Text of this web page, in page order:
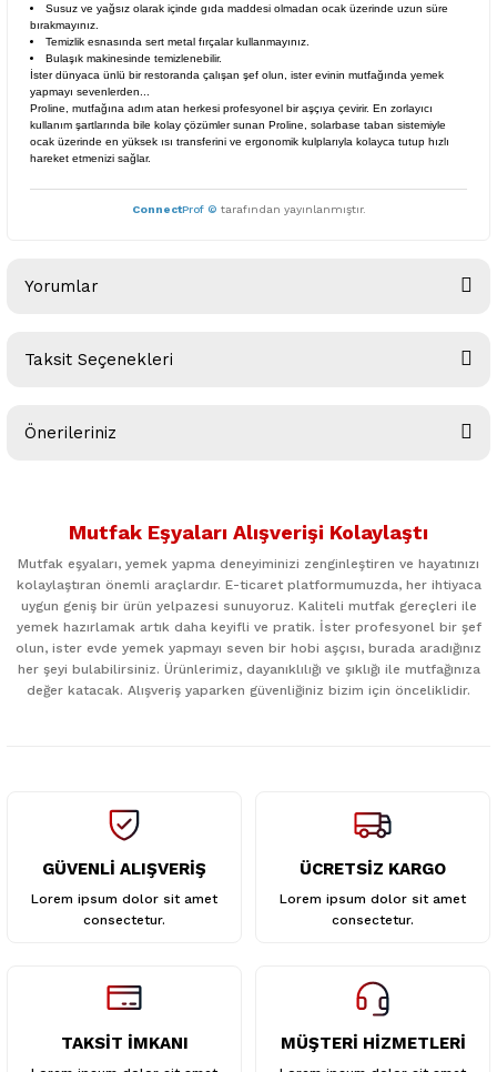
Susuz ve yağsız olarak içinde gıda maddesi olmadan ocak üzerinde uzun süre
bırakmayınız.
Temizlik esnasında sert metal fırçalar kullanmayınız.
Bulaşık makinesinde temizlenebilir.
İster dünyaca ünlü bir restoranda çalışan şef olun, ister evinin mutfağında yemek
yapmayı sevenlerden...
Proline, mutfağına adım atan herkesi profesyonel bir aşçıya çevirir. En zorlayıcı
kullanım şartlarında bile kolay çözümler sunan Proline, solarbase taban sistemiyle
ocak üzerinde en yüksek ısı transferini ve ergonomik kulplarıyla kolayca tutup hızlı
hareket etmenizi sağlar.
ConnectProf © tarafından yayınlanmıştır.
Yorumlar
Taksit Seçenekleri
Önerileriniz
kullanarak tarafımıza iletebilirsiniz.
Ürün resmi kalitesiz, bozuk veya görüntülenemiyor.
Ürün bilgilerinde hatalar bulunuyor.
Ürün fiyatı diğer sitelerden daha pahalı.
Mutfak Eşyaları Alışverişi Kolaylaştı
Mutfak eşyaları, yemek yapma deneyiminizi zenginleştiren ve hayatınızı
kolaylaştıran önemli araçlardır. E-ticaret platformumuzda, her ihtiyaca
uygun geniş bir ürün yelpazesi sunuyoruz. Kaliteli mutfak gereçleri ile
yemek hazırlamak artık daha keyifli ve pratik. İster profesyonel bir şef
olun, ister evde yemek yapmayı seven bir hobi aşçısı, burada aradığınız
her şeyi bulabilirsiniz. Ürünlerimiz, dayanıklılığı ve şıklığı ile mutfağınıza
değer katacak. Alışveriş yaparken güvenliğiniz bizim için önceliklidir.
GÜVENLİ ALIŞVERİŞ
Lorem ipsum dolor sit amet
consectetur.
ÜCRETSİZ KARGO
Lorem ipsum dolor sit amet
consectetur.
TAKSİT İMKANI MÜŞTERİ HİZMETLERİ